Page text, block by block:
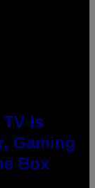
TV Is
Gaming
Box